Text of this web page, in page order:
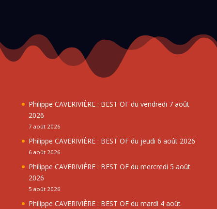
Philippe CAVERIVIÈRE : BEST OF du vendredi 7 août
2026
7 août 2026
Philippe CAVERIVIÈRE : BEST OF du jeudi 6 août 2026
6 août 2026
Philippe CAVERIVIÈRE : BEST OF du mercredi 5 août
2026
5 août 2026
Philippe CAVERIVIÈRE : BEST OF du mardi 4 août